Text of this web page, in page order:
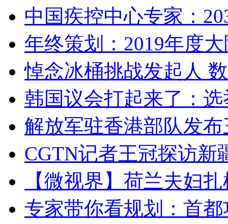
中国疾控中心专家：
年终策划：2019年度
悼念冰桶挑战发起人
韩国议会打起来了：
解放军驻香港部队发
CGTN记者王冠探访新
【微视界】荷兰夫妇
专家带你看规划：首